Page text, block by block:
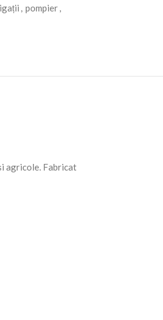
, pompier,
agricole. Fabricat